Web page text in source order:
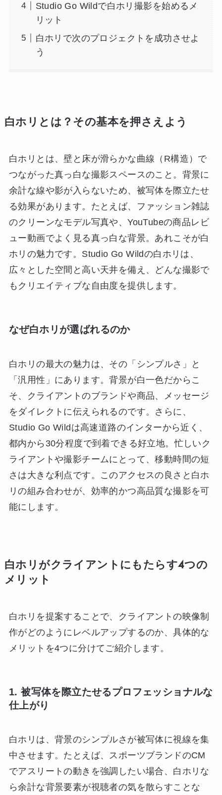
Studio Go Wildで白ホリ撮影を始めるメ
リット
白ホリで次のプロジェクトを成功させよ
う
白ホリとは？その基本を押さえよう
白ホリとは、壁と床が滑らかな曲線（R構造）で
つながった真っ白な撮影スペースのこと。背景に
余計な線や影が入らないため、被写体を際立たせ
る効果があります。たとえば、ファッション雑誌
のクリーンなモデル写真や、YouTubeの商品レビ
ュー動画でよく見る真っ白な背景。あれこそが白
ホリの魅力です。Studio Go Wildの白ホリは、
広々とした空間と高い天井を備え、どんな撮影で
もクリエイティブな自由度を提供します。
なぜ白ホリが選ばれるのか
白ホリの最大の魅力は、その「シンプルさ」と
「汎用性」にあります。背景が白一色だからこ
そ、クライアントのブランドや商品、メッセージ
をダイレクトに伝えられるのです。さらに、
Studio Go Wildは高速道路のインターから近く、
都内から30分程度で到着できる好立地。忙しいク
ライアントや撮影チームにとって、移動時間の短
さは大きな利点です。このアクセスの良さと白ホ
リの組み合わせが、効率的かつ高品質な撮影を可
能にします。
白ホリがクライアントにもたらす4つの
メリット
白ホリを提案することで、クライアントの映像制
作がどのようにレベルアップするのか、具体的な
メリットを4つに分けてご紹介します。
1. 被写体を際立たせるプロフェッショナルな
仕上がり
白ホリは、背景のシンプルさが被写体に視線を集
中させます。たとえば、スポーツブランドのCM
でアスリートの動きを強調したい場合、白ホリな
ら余計な背景要素が視聴者の気を散らすことな